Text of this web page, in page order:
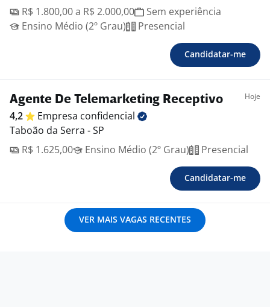
R$ 1.800,00 a R$ 2.000,00
Sem experiência
Ensino Médio (2º Grau)
Presencial
Candidatar-me
Agente De Telemarketing Receptivo Hoje
4,2 Empresa confidencial
Taboão da Serra - SP
R$ 1.625,00
Ensino Médio (2º Grau) Presencial
Candidatar-me
VER MAIS VAGAS RECENTES